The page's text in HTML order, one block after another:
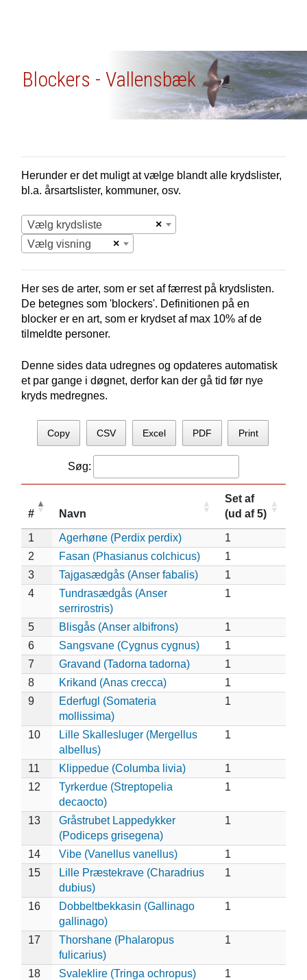
Blockers - Vallensbæk
Herunder er det muligt at vælge blandt alle krydslister,
bl.a. årsartslister, kommuner, osv.
×
Vælg krydsliste
×
Vælg visning
Her ses de arter, som er set af færrest på krydslisten.
De betegnes som 'blockers'. Definitionen på en
blocker er en art, som er krydset af max 10% af de
tilmeldte personer.
Denne sides data udregnes og opdateres automatisk
et par gange i døgnet, derfor kan der gå tid før nye
kryds medregnes.
Copy CSV Excel PDF Print
Søg:
# Navn
Set af
(ud af 5)
1 Agerhøne (Perdix perdix)
1
2
Fasan (Phasianus colchicus)
1
3
Tajgasædgås (Anser fabalis)
1
4
Tundrasædgås (Anser
serrirostris)
1
5 Blisgås (Anser albifrons)
1
6
Sangsvane (Cygnus cygnus)
1
7
Gravand (Tadorna tadorna)
1
8
Krikand (Anas crecca)
1
9
Ederfugl (Somateria
mollissima)
1
10
Lille Skallesluger (Mergellus
albellus)
1
11 Klippedue (Columba livia)
1
12
Tyrkerdue (Streptopelia
decaocto)
1
13
Gråstrubet Lappedykker
(Podiceps grisegena)
1
14 Vibe (Vanellus vanellus)
1
15
Lille Præstekrave (Charadrius
dubius)
1
16
Dobbeltbekkasin (Gallinago
gallinago)
1
17
Thorshane (Phalaropus
fulicarius)
1
18 Svaleklire (Tringa ochropus)
1